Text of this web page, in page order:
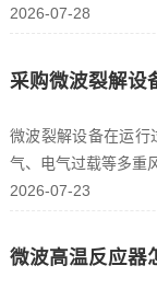
2026-07-28
采购微波裂解设
微波裂解设备在运行
气、电气过载等多重
2026-07-23
微波高温反应器